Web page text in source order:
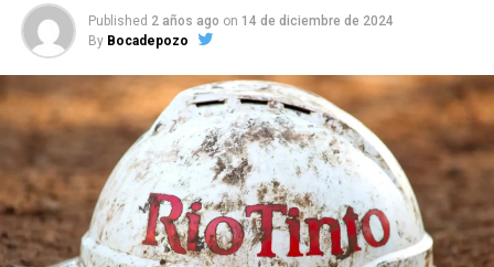
Published 2 años ago on 14 de diciembre de 2024
By Bocadepozo